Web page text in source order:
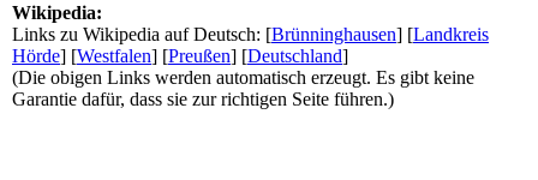
Wikipedia:
Links zu Wikipedia auf Deutsch: [Brünninghausen] [Landkreis
Hörde] [Westfalen] [Preußen] [Deutschland]
(Die obigen Links werden automatisch erzeugt. Es gibt keine
Garantie dafür, dass sie zur richtigen Seite führen.)